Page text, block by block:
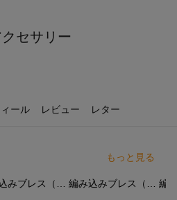
セサリー
ール レビュー レター
もっと見る